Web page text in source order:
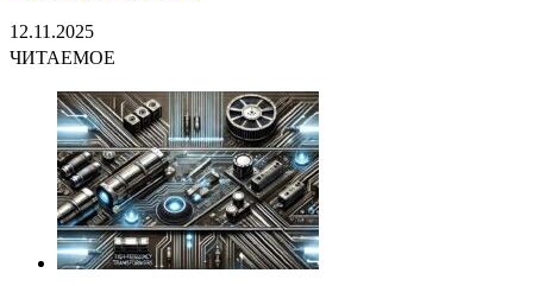
12.11.2025
ЧИТАЕМОЕ